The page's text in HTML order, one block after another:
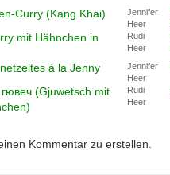
Curry (Kang Khai)
Jennifer
Heer
mit Hähnchen in
Rudi
Heer
à la Jenny
Jennifer
Heer
(Gjuwetsch mit
Rudi
Heer
Kommentar zu erstellen.